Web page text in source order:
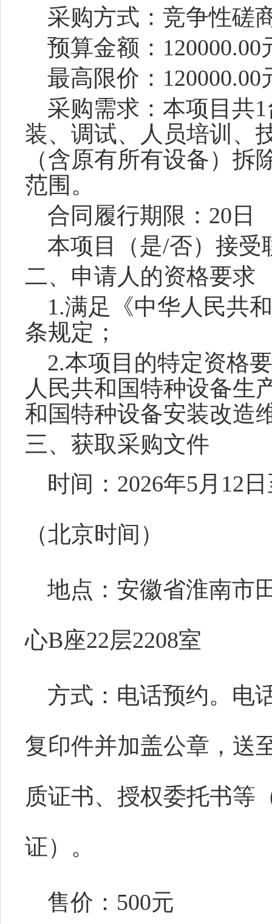
采购方式：竞争性磋
预算金额：
最高限价： 120000.00
采购需求：本项目共
装、调试、人员培训、
（含原有所有设备）
范围。
合同履行期限： 20日
本项目（是/否）接受
二、申请人的资格要求
1.满足《中华人民共
条规定；
2.本项目的特定资格
人民共和国特种设备生
和国特种设备安装改造
三、获取采购文件
时间： 2026年5月12
（北京时间）
地点：安徽省淮南市
心B座22层2208室
方式：电话预约。电
复印件并加盖公章，送
质证书、 授权委托书等
证）。
售价： 500元